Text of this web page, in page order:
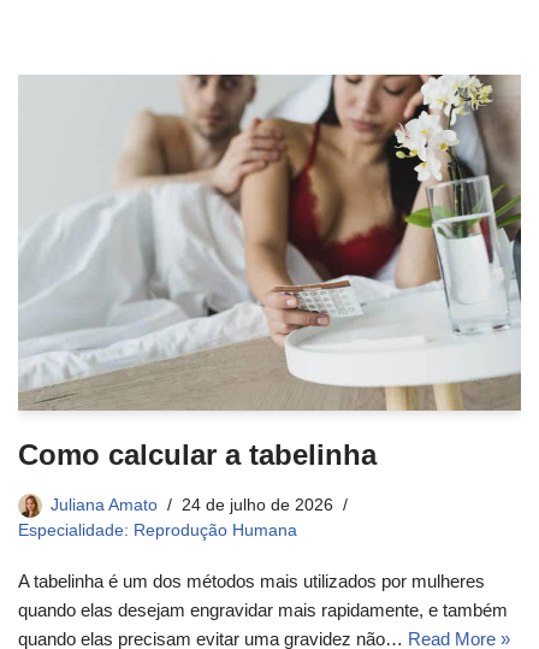
Como calcular a tabelinha
Juliana Amato
24 de julho de 2026
Especialidade: Reprodução Humana
A tabelinha é um dos métodos mais utilizados por mulheres
quando elas desejam engravidar mais rapidamente, e também
quando elas precisam evitar uma gravidez não… Read More »